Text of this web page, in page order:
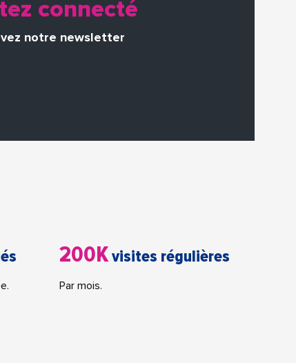
connecté
notre newsletter
200Kvisites régulières
Par mois.